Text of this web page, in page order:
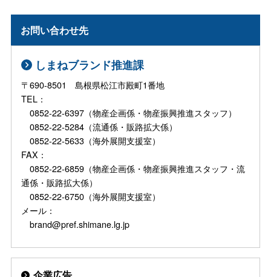
お問い合わせ先
しまねブランド推進課
〒690-8501 島根県松江市殿町1番地
TEL：
0852-22-6397（物産企画係・物産振興推進スタッフ）
0852-22-5284（流通係・販路拡大係）
0852-22-5633（海外展開支援室）
FAX：
0852-22-6859（物産企画係・物産振興推進スタッフ・流
通係・販路拡大係）
0852-22-6750（海外展開支援室）
メール：
brand@pref.shimane.lg.jp